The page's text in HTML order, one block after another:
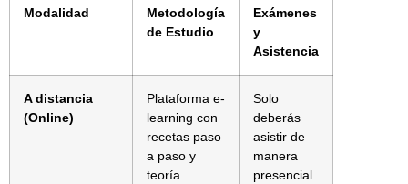
Modalidad
Metodología
de Estudio
Exámenes
y
Asistencia
A distancia
(Online)
Plataforma e-
learning con
recetas paso
a paso y
teoría
Solo
deberás
asistir de
manera
presencial